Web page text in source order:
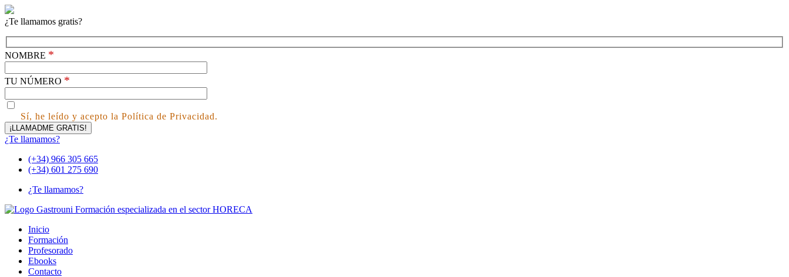
¿Te llamamos gratis?
NOMBRE *
TU NÚMERO *
Sí, he leído y acepto la Política de Privacidad.
¿Te llamamos?
(+34) 966 305 665
(+34) 601 275 690
¿Te llamamos?
Inicio
Formación
Profesorado
Ebooks
Contacto